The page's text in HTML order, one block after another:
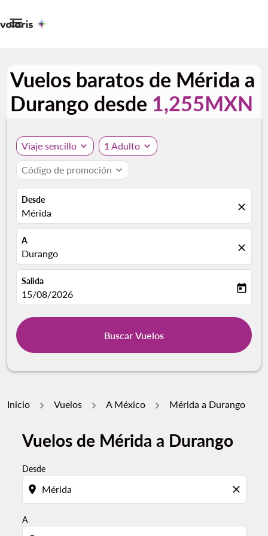

Vuelos baratos de Mérida a
Durango desde 1,255MXN
Viaje sencillo expand_more 1 Adulto expand_more
Código de promoción expand_more
Desde
Mérida close
A
Durango close
Salida
fc-booking-departure-date-aria-label
15/08/2026 today
Buscar Vuelos
Inicio Vuelos A México Mérida a Durango
Vuelos de Mérida a Durango
Desde
location_on close
A